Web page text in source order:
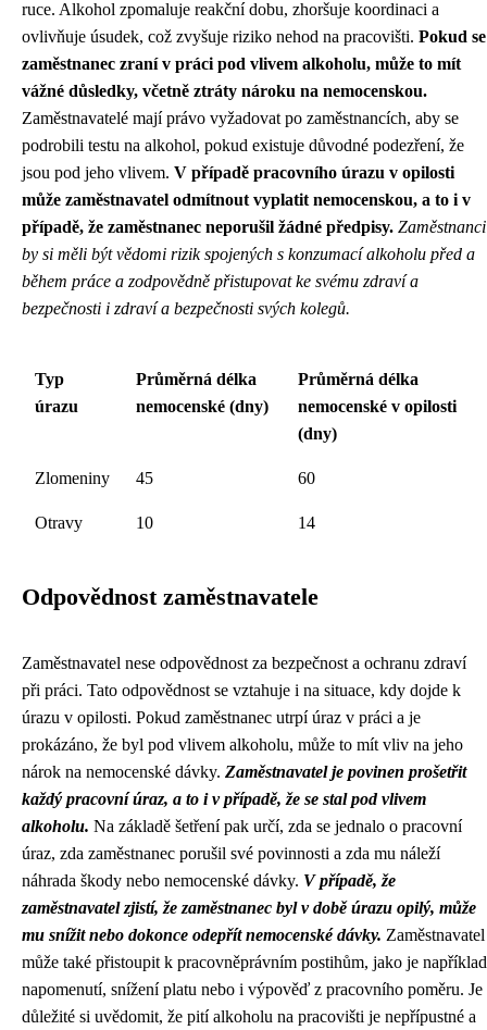
ruce. Alkohol zpomaluje reakční dobu, zhoršuje koordinaci a
ovlivňuje úsudek, což zvyšuje riziko nehod na pracovišti. Pokud se
zaměstnanec zraní v práci pod vlivem alkoholu, může to mít
vážné důsledky, včetně ztráty nároku na nemocenskou.
Zaměstnavatelé mají právo vyžadovat po zaměstnancích, aby se
podrobili testu na alkohol, pokud existuje důvodné podezření, že
jsou pod jeho vlivem. V případě pracovního úrazu v opilosti
může zaměstnavatel odmítnout vyplatit nemocenskou, a to i v
případě, že zaměstnanec neporušil žádné předpisy. Zaměstnanci
by si měli být vědomi rizik spojených s konzumací alkoholu před a
během práce a zodpovědně přistupovat ke svému zdraví a
bezpečnosti i zdraví a bezpečnosti svých kolegů.
Typ
úrazu
Průměrná délka
nemocenské (dny)
Průměrná délka
nemocenské v opilosti
(dny)
Zlomeniny 45 60
Otravy 10 14
Odpovědnost zaměstnavatele
Zaměstnavatel nese odpovědnost za bezpečnost a ochranu zdraví
při práci. Tato odpovědnost se vztahuje i na situace, kdy dojde k
úrazu v opilosti. Pokud zaměstnanec utrpí úraz v práci a je
prokázáno, že byl pod vlivem alkoholu, může to mít vliv na jeho
nárok na nemocenské dávky. Zaměstnavatel je povinen prošetřit
každý pracovní úraz, a to i v případě, že se stal pod vlivem
alkoholu. Na základě šetření pak určí, zda se jednalo o pracovní
úraz, zda zaměstnanec porušil své povinnosti a zda mu náleží
náhrada škody nebo nemocenské dávky. V případě, že
zaměstnavatel zjistí, že zaměstnanec byl v době úrazu opilý, může
mu snížit nebo dokonce odepřít nemocenské dávky. Zaměstnavatel
může také přistoupit k pracovněprávním postihům, jako je například
napomenutí, snížení platu nebo i výpověď z pracovního poměru. Je
důležité si uvědomit, že pití alkoholu na pracovišti je nepřípustné a